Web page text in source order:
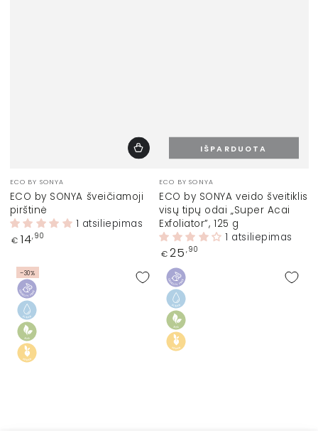
Prekinis
ženklas:
ECO BY SONYA
ECO by SONYA šveičiamoji
pirštinė
1 atsiliepimas
Įprasta
€ 14,90
Prekinis
ženklas:
ECO BY SONYA
ECO by SONYA veido šveitiklis
visų tipų odai „Super Acai
Exfoliator”, 125 g
1 atsiliepimas
Įprasta
€ 25 ,90
IŠPARDUOTA
–30%